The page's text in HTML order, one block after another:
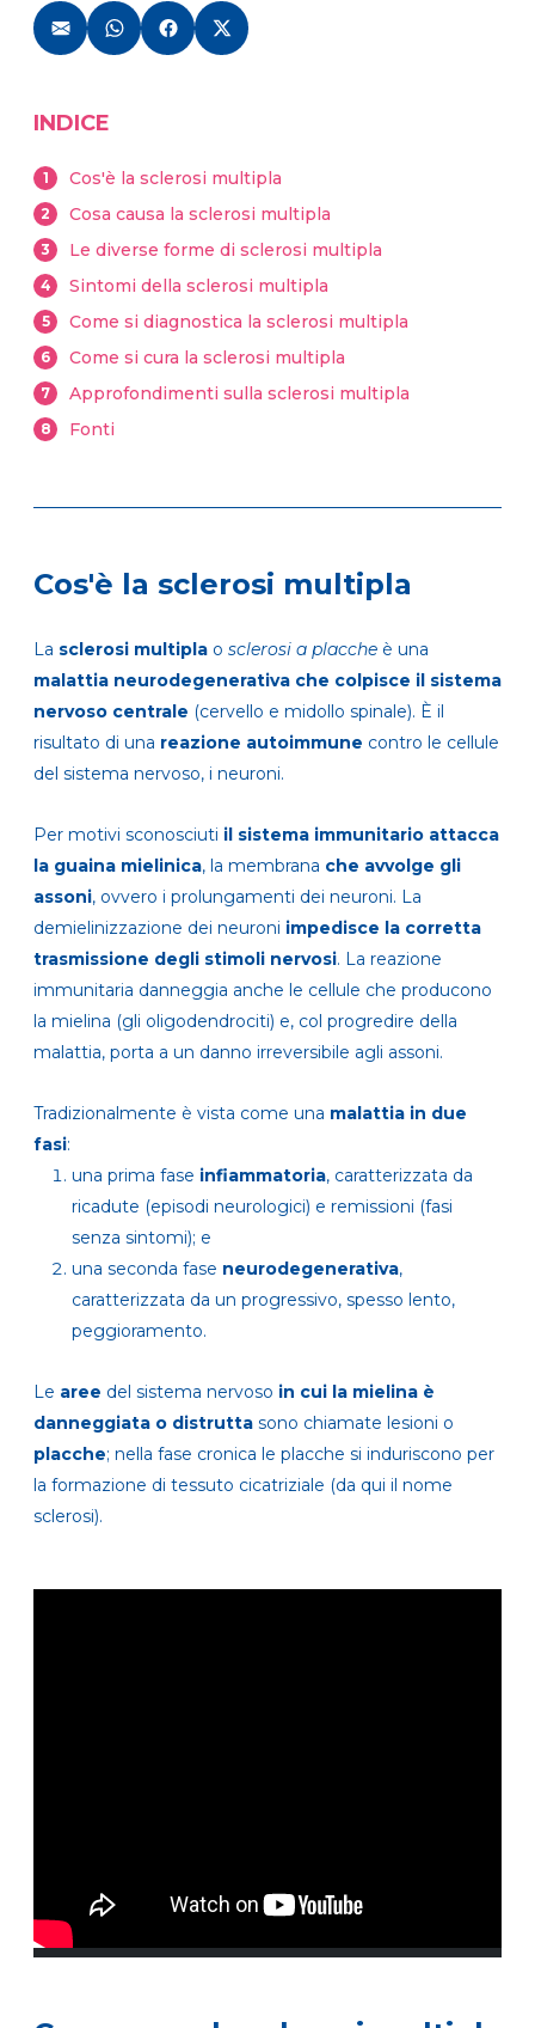
INDICE
1 Cos'è la sclerosi multipla
2 Cosa causa la sclerosi multipla
3 Le diverse forme di sclerosi multipla
4 Sintomi della sclerosi multipla
5 Come si diagnostica la sclerosi multipla
6 Come si cura la sclerosi multipla
7 Approfondimenti sulla sclerosi multipla
8 Fonti
Cos'è la sclerosi multipla
La sclerosi multipla o sclerosi a placche è una
malattia neurodegenerativa che colpisce il sistema
nervoso centrale (cervello e midollo spinale). È il
risultato di una reazione autoimmune contro le cellule
del sistema nervoso, i neuroni.
Per motivi sconosciuti il sistema immunitario attacca
la guaina mielinica, la membrana che avvolge gli
assoni, ovvero i prolungamenti dei neuroni. La
demielinizzazione dei neuroni impedisce la corretta
trasmissione degli stimoli nervosi. La reazione
immunitaria danneggia anche le cellule che producono
la mielina (gli oligodendrociti) e, col progredire della
malattia, porta a un danno irreversibile agli assoni.
Tradizionalmente è vista come una malattia in due
fasi:
una prima fase infiammatoria, caratterizzata da
ricadute (episodi neurologici) e remissioni (fasi
senza sintomi); e
una seconda fase neurodegenerativa,
caratterizzata da un progressivo, spesso lento,
peggioramento.
Le aree del sistema nervoso in cui la mielina è
danneggiata o distrutta sono chiamate lesioni o
placche; nella fase cronica le placche si induriscono per
la formazione di tessuto cicatriziale (da qui il nome
sclerosi).